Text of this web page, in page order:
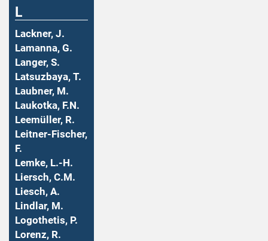
L
Lackner, J.
Lamanna, G.
Langer, S.
Latsuzbaya, T.
Laubner, M.
Laukotka, F.N.
Leemüller, R.
Leitner-Fischer,
F.
Lemke, L.-H.
Liersch, C.M.
Liesch, A.
Lindlar, M.
Logothetis, P.
Lorenz, R.